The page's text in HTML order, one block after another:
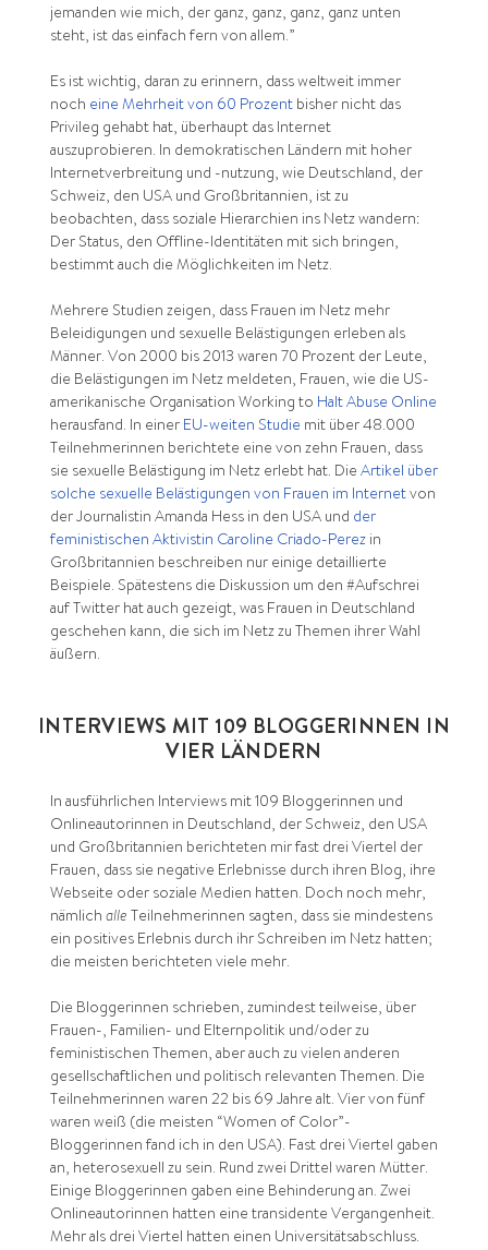
jemanden wie mich, der ganz, ganz, ganz, ganz unten
steht, ist das einfach fern von allem.”
Es ist wichtig, daran zu erinnern, dass weltweit immer
noch eine Mehrheit von 60 Prozentbisher nicht das
Privileg gehabt hat, überhaupt das Internet
auszuprobieren. In demokratischen Ländern mit hoher
Internetverbreitung und -nutzung, wie Deutschland, der
Schweiz, den USA und Großbritannien, ist zu
beobachten, dass soziale Hierarchien ins Netz wandern:
Der Status, den Offline-Identitäten mit sich bringen,
bestimmt auch die Möglichkeiten im Netz.
Mehrere Studien zeigen, dass Frauen im Netz mehr
Beleidigungen und sexuelle Belästigungen erleben als
Männer. Von 2000 bis 2013 waren 70 Prozent der Leute,
die Belästigungen im Netz meldeten, Frauen, wie die US-
amerikanische Organisation Working to Halt Abuse Online
herausfand. In einer EU-weiten Studie mit über 48.000
Teilnehmerinnen berichtete eine von zehn Frauen, dass
sie sexuelle Belästigung im Netz erlebt hat. Die Artikel über
solche sexuelle Belästigungen von Frauen im Internetvon
der Journalistin Amanda Hess in den USA und der
feministischen Aktivistin Caroline Criado-Perezin
Großbritannien beschreiben nur einige detaillierte
Beispiele. Spätestens die Diskussion um den #Aufschrei
auf Twitter hat auch gezeigt, was Frauen in Deutschland
geschehen kann, die sich im Netz zu Themen ihrer Wahl
äußern.
INTERVIEWS MIT 109 BLOGGERINNEN IN
VIER LÄNDERN
In ausführlichen Interviews mit 109 Bloggerinnen und
Onlineautorinnen in Deutschland, der Schweiz, den USA
und Großbritannien berichteten mir fast drei Viertel der
Frauen, dass sie negative Erlebnisse durch ihren Blog, ihre
Webseite oder soziale Medien hatten. Doch noch mehr,
nämlich alle Teilnehmerinnen sagten, dass sie mindestens
ein positives Erlebnis durch ihr Schreiben im Netz hatten;
die meisten berichteten viele mehr.
Die Bloggerinnen schrieben, zumindest teilweise, über
Frauen-, Familien- und Elternpolitik und/oder zu
feministischen Themen, aber auch zu vielen anderen
gesellschaftlichen und politisch relevanten Themen. Die
Teilnehmerinnen waren 22 bis 69 Jahre alt. Vier von fünf
waren weiß (die meisten “Women of Color”-
Bloggerinnen fand ich in den USA). Fast drei Viertel gaben
an, heterosexuell zu sein. Rund zwei Drittel waren Mütter.
Einige Bloggerinnen gaben eine Behinderung an. Zwei
Onlineautorinnen hatten eine transidente Vergangenheit.
Mehr als drei Viertel hatten einen Universitätsabschluss.